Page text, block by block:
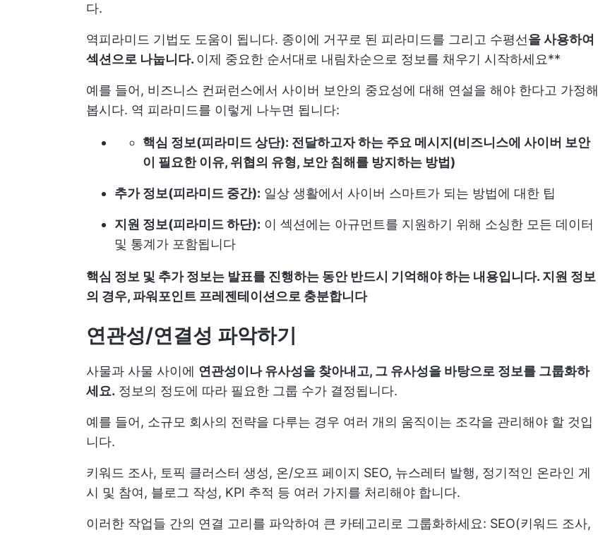
다.
역피라미드 기법도 도움이 됩니다. 종이에 거꾸로 된 피라미드를 그리고 수평선을 사용하여
섹션으로 나눕니다. 이제 중요한 순서대로 내림차순으로 정보를 채우기 시작하세요**
예를 들어, 비즈니스 컨퍼런스에서 사이버 보안의 중요성에 대해 연설을 해야 한다고 가정해
봅시다. 역 피라미드를 이렇게 나누면 됩니다:
핵심 정보(피라미드 상단): 전달하고자 하는 주요 메시지(비즈니스에 사이버 보안
이 필요한 이유, 위협의 유형, 보안 침해를 방지하는 방법)
추가 정보(피라미드 중간): 일상 생활에서 사이버 스마트가 되는 방법에 대한 팁
지원 정보(피라미드 하단): 이 섹션에는 아규먼트를 지원하기 위해 소싱한 모든 데이터
및 통계가 포함됩니다
핵심 정보 및 추가 정보는 발표를 진행하는 동안 반드시 기억해야 하는 내용입니다. 지원 정보
의 경우, 파워포인트 프레젠테이션으로 충분합니다
연관성/연결성 파악하기
사물과 사물 사이에 연관성이나 유사성을 찾아내고, 그 유사성을 바탕으로 정보를 그룹화하
세요. 정보의 정도에 따라 필요한 그룹 수가 결정됩니다.
예를 들어, 소규모 회사의 전략을 다루는 경우 여러 개의 움직이는 조각을 관리해야 할 것입
니다.
키워드 조사, 토픽 클러스터 생성, 온/오프 페이지 SEO, 뉴스레터 발행, 정기적인 온라인 게
시 및 참여, 블로그 작성, KPI 추적 등 여러 가지를 처리해야 합니다.
이러한 작업들 간의 연결 고리를 파악하여 큰 카테고리로 그룹화하세요: SEO(키워드 조사,